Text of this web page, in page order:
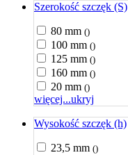
Szerokość szczęk (S)
80 mm ()
100 mm ()
125 mm ()
160 mm ()
20 mm ()
więcej...ukryj
Wysokość szczęk (h)
23,5 mm ()